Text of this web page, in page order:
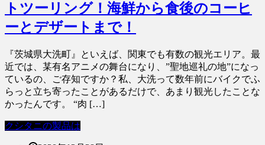
トツーリング！海鮮から食後のコーヒ
ーとデザートまで！
『茨城県大洗町』といえば、関東でも有数の観光エリア。最
近では、某有名アニメの舞台になり、”聖地巡礼の地”になっ
ているの、ご存知ですか？私、大洗って数年前にバイクでふ
らっと立ち寄ったことがあるだけで、あまり観光したことな
かったんです。 “肉 […]
クシタニの製品は